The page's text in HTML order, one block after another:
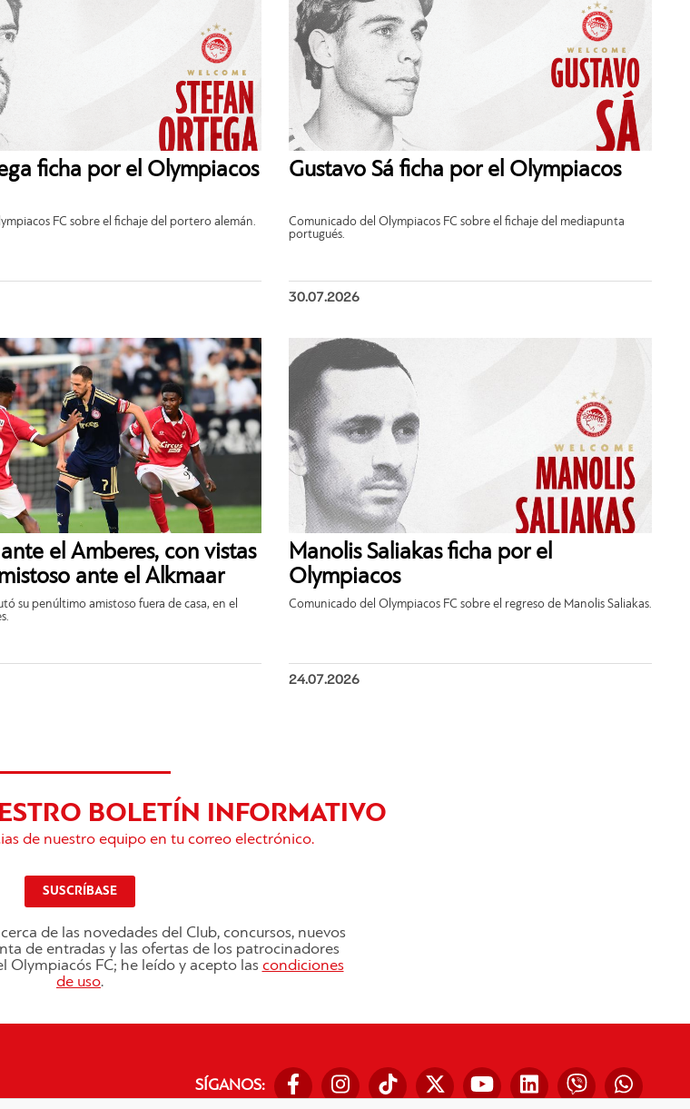
ficha por el Olympiacos
FC sobre el fichaje del portero alemán.
Gustavo Sá ficha por el Olympiacos
Comunicado del Olympiacos FC sobre el fichaje del mediapunta
portugués.
30.07.2026
el Amberes, con vistas
ante el Alkmaar
su penúltimo amistoso fuera de casa, en el
Manolis Saliakas ficha por el
Olympiacos
Comunicado del Olympiacos FC sobre el regreso de Manolis Saliakas.
24.07.2026
BOLETÍN INFORMATIVO
de nuestro equipo en tu correo electrónico.
SUSCRÍBASE
de las novedades del Club, concursos, nuevos
de entradas y las ofertas de los patrocinadores
Olympiacós FC; he leído y acepto las condiciones
de uso.
SÍGANOS: